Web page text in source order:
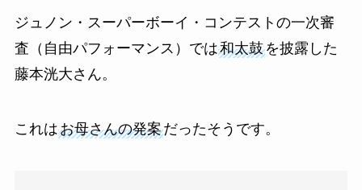
ジュノン・スーパーボーイ・コンテストの一次審
査（自由パフォーマンス）では和太鼓を披露した
藤本洸大さん。
これはお母さんの発案だったそうです。